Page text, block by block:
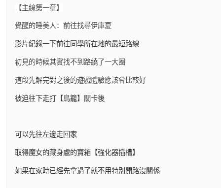
【主線第一章】
覺醒的睡美人：前往找尋伊庫夏
影片紀錄一下前往同學所在地的最短路線
初見的時候其實找不到路繞了一大圈
這段先解完對之後的遊戲體驗應該會比較好
被迫往下走打【鳥籠】關卡後
可以先往左邊走回家
取得魔女的藏身處的寶箱【強化器插槽】
如果在家時已經先拿過了就不用特別開路沒關係